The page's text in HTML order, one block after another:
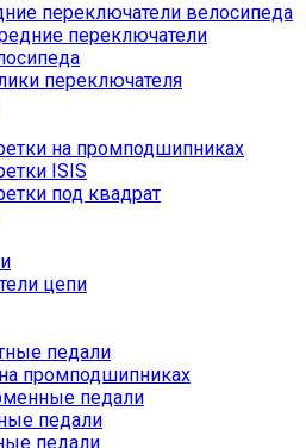
переключатели велосипеда
переключатели
переключателя
на промподшипниках
ISIS
под квадрат
цепи
педали
промподшипниках
педали
педали
педали